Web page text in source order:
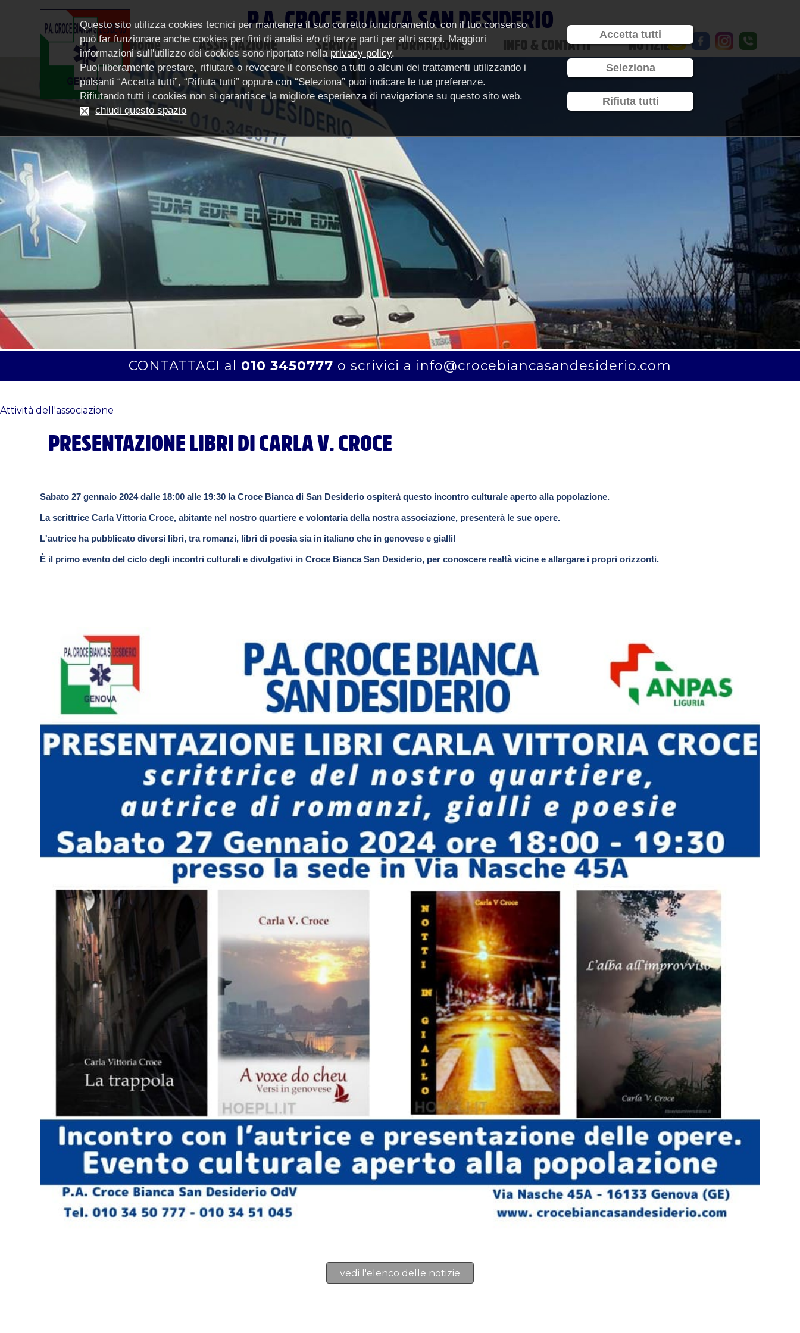
P.A. CROCE BIANCA SAN DESIDERIO
Home ASSOCIAZIONE SERVIZI FORMAZIONE INFO & CONTATTI NOTIZIE
CONTATTACI al 010 3450777 o scrivici a info@crocebiancasandesiderio.com
Attività dell'associazione
PRESENTAZIONE LIBRI DI CARLA V. CROCE
Sabato 27 gennaio 2024 dalle 18:00 alle 19:30 la Croce Bianca di San Desiderio ospiterà questo incontro culturale aperto alla popolazione.
La scrittrice Carla Vittoria Croce, abitante nel nostro quartiere e volontaria della nostra associazione, presenterà le sue opere.
L'autrice ha pubblicato diversi libri, tra romanzi, libri di poesia sia in italiano che in genovese e gialli!
È il primo evento del ciclo degli incontri culturali e divulgativi in Croce Bianca San Desiderio, per conoscere realtà vicine e allargare i propri orizzonti.
vedi l'elenco delle notizie
Questo sito utilizza cookies tecnici per mantenere il suo corretto funzionamento, con il tuo consenso
può far funzionare anche cookies per fini di analisi e/o di terze parti per altri scopi. Maggiori
informazioni sull'utilizzo dei cookies sono riportate nellaprivacy policy.
Puoi liberamente prestare, rifiutare o revocare il consenso a tutti o alcuni dei trattamenti utilizzando i
pulsanti “Accetta tutti”, “Rifiuta tutti” oppure con “Seleziona” puoi indicare le tue preferenze.
Rifiutando tutti i cookies non si garantisce la migliore esperienza di navigazione su questo sito web.
chiudi questo spazio
Accetta tutti
Seleziona
Rifiuta tutti